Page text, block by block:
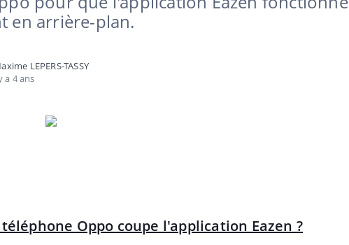
en arrière-plan.
LEPERS-TASSY
a 4 ans
Oppo coupe l'application Eazen ?